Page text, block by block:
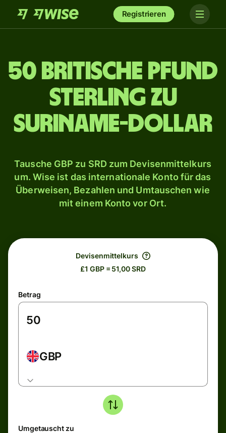
Registrieren
50 britische Pfund
Sterling zu
Suriname-Dollar
Tausche GBP zu SRD zum Devisenmittelkurs
um. Wise ist das internationale Konto für das
Überweisen, Bezahlen und Umtauschen wie
mit einem Konto vor Ort.
Devisenmittelkurs
£1 GBP = 51,00 SRD
Betrag
GBP
Umgetauscht zu